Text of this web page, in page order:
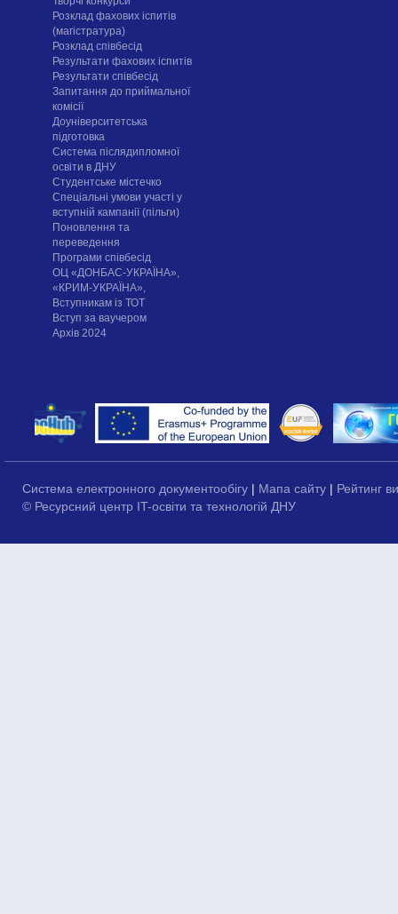
Розклад фахових іспитів
(магістратура)
Розклад співбесід
Результати фахових іспитів
Результати співбесід
Запитання до приймальної
комісії
Доуніверситетська
підготовка
Система післядипломної
освіти в ДНУ
Cтудентське містечко
Спеціальні умови участі у
вступній кампанії (пільги)
Поновлення та
переведення
Програми співбесід
ОЦ «ДОНБАС-УКРАЇНА»,
«КРИМ-УКРАЇНА»,
Вступникам із ТОТ
Вступ за ваучером
Архів 2024
Система електронного документообігу | Мапа сайту | Рейтинг
© Ресурсний центр IT-освіти та технологій ДНУ